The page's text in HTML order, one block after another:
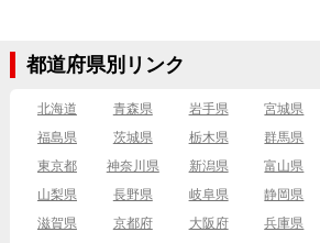
都道府県別リンク
北海道 青森県 岩手県 宮城県
福島県
茨城県 栃木県 群馬県
東京都
神奈川県 新潟県 富山県
山梨県
長野県 岐阜県 静岡県
滋賀県
京都府 大阪府 兵庫県